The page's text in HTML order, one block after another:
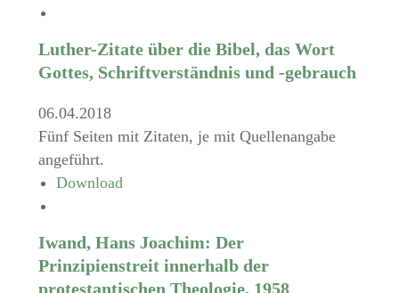
Luther-Zitate über die Bibel, das Wort
Gottes, Schriftverständnis und -gebrauch
06.04.2018
Fünf Seiten mit Zitaten, je mit Quellenangabe
angeführt.
Download
Iwand, Hans Joachim: Der
Prinzipienstreit innerhalb der
protestantischen Theologie, 1958